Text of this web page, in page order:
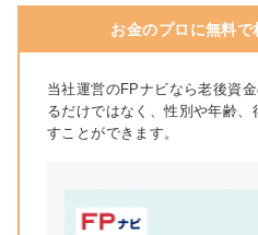
お金のプロに無料で
当社運営のFPナビなら老後資
るだけではなく、性別や年齢
すことができます。